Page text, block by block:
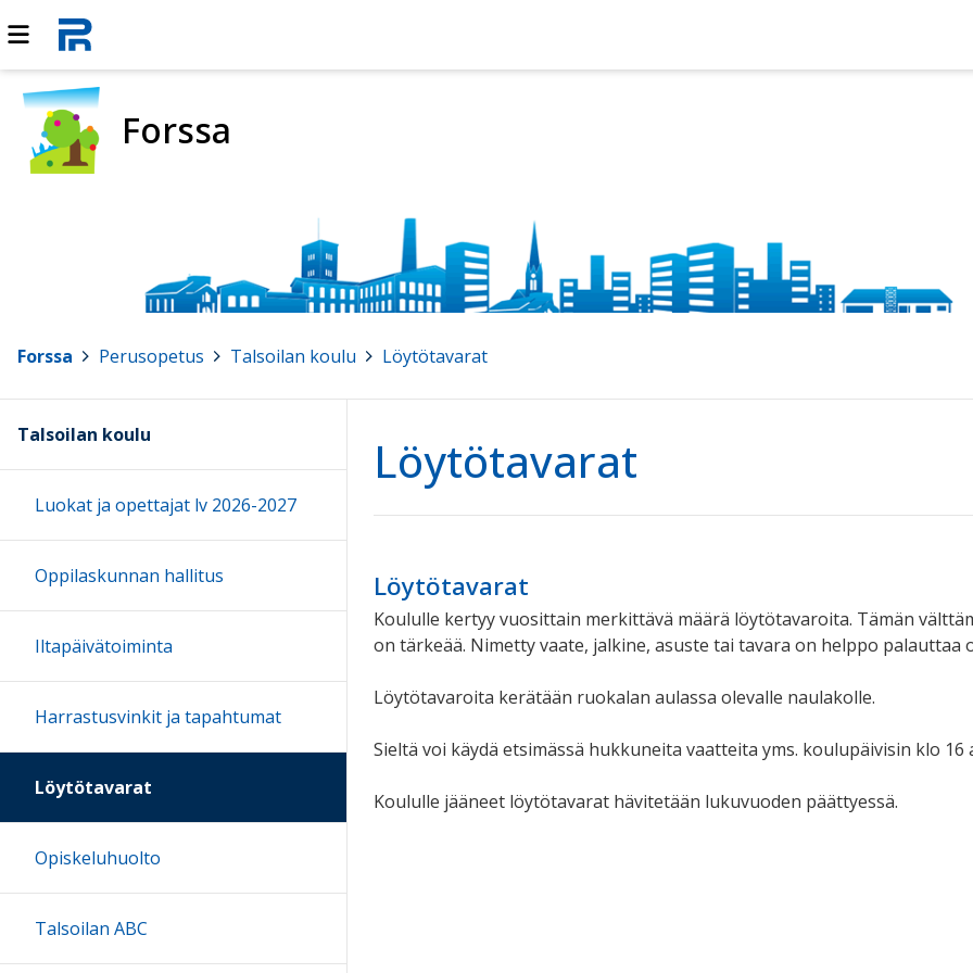
Forssa
Forssa Perusopetus Talsoilan koulu Löytötavarat
Löytötavarat
Löytötavarat
Koululle kertyy vuosittain merkittävä määrä löytötavaroita. Tämän
on tärkeää. Nimetty vaate, jalkine, asuste tai tavara on helppo palauttaa
Löytötavaroita kerätään ruokalan aulassa olevalle naulakolle.
Sieltä voi käydä etsimässä hukkuneita vaatteita yms. koulupäivisin klo 16
Koululle jääneet löytötavarat hävitetään lukuvuoden päättyessä.
Talsoilan koulu
Luokat ja opettajat lv 2026-2027
Oppilaskunnan hallitus
Iltapäivätoiminta
Harrastusvinkit ja tapahtumat
Löytötavarat
Opiskeluhuolto
Talsoilan ABC